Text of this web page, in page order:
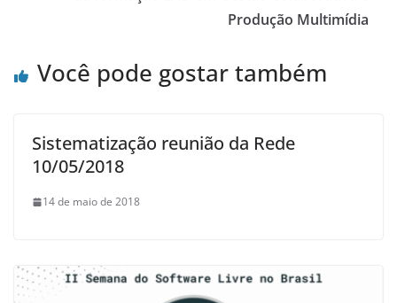
Produção Multimídia
Você pode gostar também
Sistematização reunião da Rede
10/05/2018
14 de maio de 2018